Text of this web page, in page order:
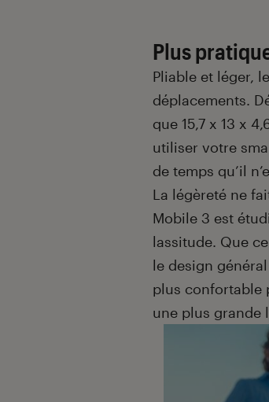
Plus
Pliable et léger,
déplacements.
que 15,7 x 13 x
utiliser votre
de temps qu’il
La légèreté ne
Mobile 3 est
lassitude. Que
le design
plus confortable
une plus grande